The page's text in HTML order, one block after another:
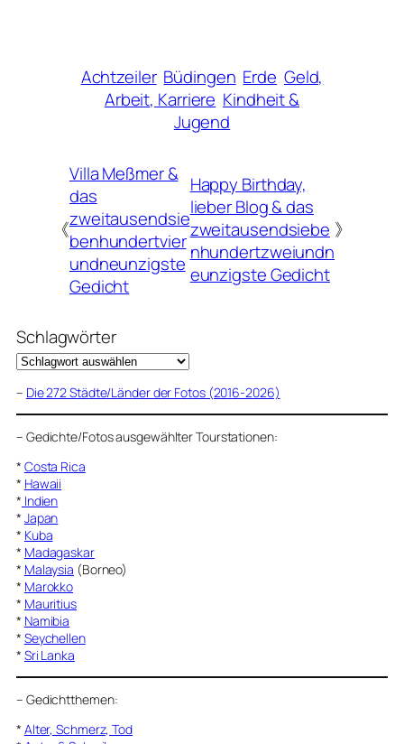
Achtzeiler Büdingen Erde Geld,
Arbeit, Karriere Kindheit &
Jugend
《
Villa Meßmer &
das
zweitausendsie
benhundertvier
undneunzigste
Gedicht
Happy Birthday,
lieber Blog & das
zweitausendsiebe
nhundertzweiundn
eunzigste Gedicht
》
Schlagwörter
– Die 272 Städte/Länder der Fotos (2016-2026)
– Gedichte/Fotos ausgewählter Tourstationen:
* Costa Rica
* Hawaii
* Indien
* Japan
* Kuba
* Madagaskar
* Malaysia (Borneo)
* Marokko
* Mauritius
* Namibia
* Seychellen
* Sri Lanka
– Gedichtthemen:
* Alter, Schmerz, Tod